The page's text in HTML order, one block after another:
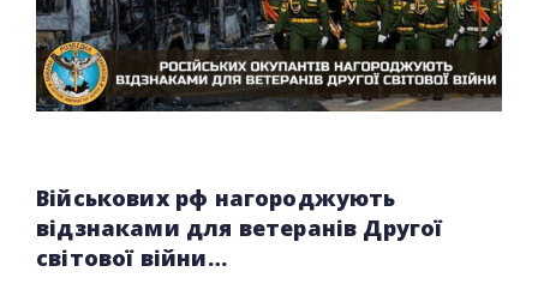
Військових рф нагороджують
відзнаками для ветеранів Другої
світової війни…